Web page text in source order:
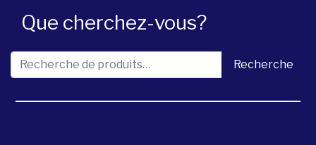
Que cherchez-vous?
Recherche pour : Recherche